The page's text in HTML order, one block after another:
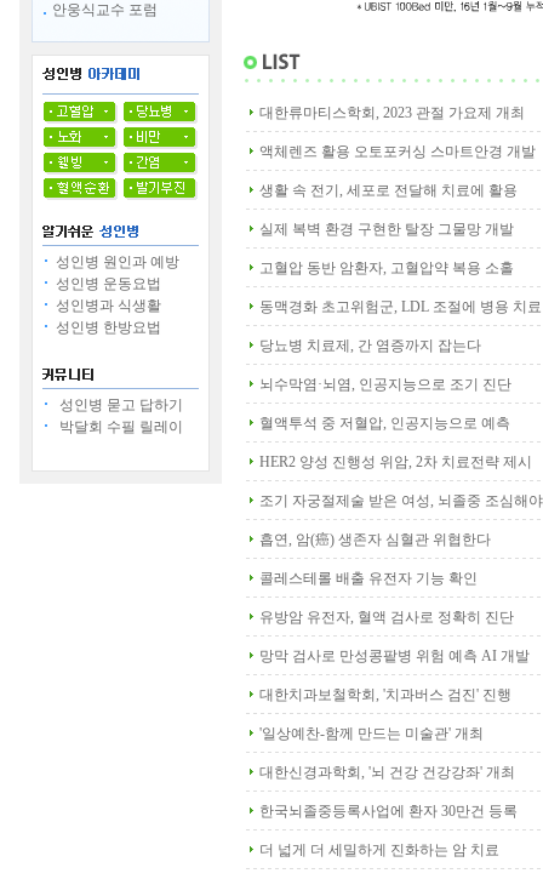
안웅식교수 포럼
성인병 원인과 예방
성인병 운동요법
성인병과 식생활
성인병 한방요법
성인병 묻고 답하기
박달회 수필 릴레이
대한류마티스학회, 2023 관절 가요제 개최
액체렌즈 활용 오토포커싱 스마트안경 개발
생활 속 전기, 세포로 전달해 치료에 활용
실제 복벽 환경 구현한 탈장 그물망 개발
고혈압 동반 암환자, 고혈압약 복용 소홀
동맥경화 초고위험군, LDL 조절에 병용 치
당뇨병 치료제, 간 염증까지 잡는다
뇌수막염·뇌염, 인공지능으로 조기 진단
혈액투석 중 저혈압, 인공지능으로 예측
HER2 양성 진행성 위암, 2차 치료전략 제시
조기 자궁절제술 받은 여성, 뇌졸중 조심해야
흡연, 암(癌) 생존자 심혈관 위협한다
콜레스테롤 배출 유전자 기능 확인
유방암 유전자, 혈액 검사로 정확히 진단
망막 검사로 만성콩팥병 위험 예측 AI 개발
대한치과보철학회, '치과버스 검진' 진행
'일상예찬-함께 만드는 미술관' 개최
대한신경과학회, '뇌 건강 건강강좌' 개최
한국뇌졸중등록사업에 환자 30만건 등록
더 넓게 더 세밀하게 진화하는 암 치료